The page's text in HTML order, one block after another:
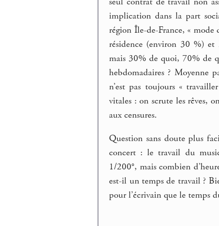
implication dans la part
région Île-de-France, «
résidence (environ 30 %)
mais 30% de quoi, 70% de
hebdomadaires ? Moyenne
n’est pas toujours «
vitales : on scrute les rêves,
aux censures.
Question sans doute plus
concert : le travail du
1/200°, mais combien
est-il un temps de travail ?
pour l’écrivain que le temps